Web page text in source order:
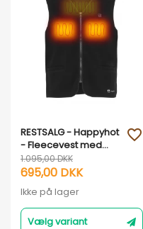
Vis her
RESTSALG - Happyhot
- Fleecevest med
elvarme
1.095,00 DKK
695,00 DKK
Ikke på lager
Vælg variant
favorite_outline